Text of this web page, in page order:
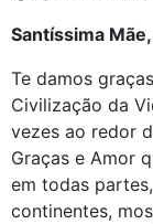
Santíssima
Te damos
Civilização da
vezes ao redor
Graças e Amor
em todas
continentes,